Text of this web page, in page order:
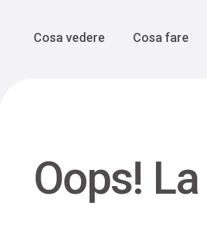
Main
Cosa vedere Cosa fare
Oops!